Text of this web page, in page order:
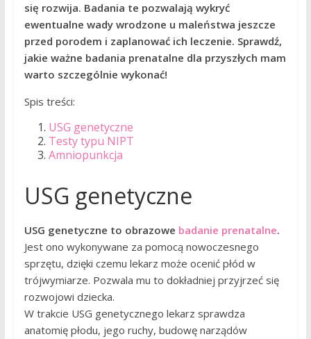
się rozwija. Badania te pozwalają wykryć
ewentualne wady wrodzone u maleństwa jeszcze
przed porodem i zaplanować ich leczenie. Sprawdź,
jakie ważne badania prenatalne dla przyszłych mam
warto szczególnie wykonać!
Spis treści:
USG genetyczne
Testy typu NIPT
Amniopunkcja
USG genetyczne
USG genetyczne to obrazowe badanie prenatalne.
Jest ono wykonywane za pomocą nowoczesnego
sprzętu, dzięki czemu lekarz może ocenić płód w
trójwymiarze. Pozwala mu to dokładniej przyjrzeć się
rozwojowi dziecka.
W trakcie USG genetycznego lekarz sprawdza
anatomię płodu, jego ruchy, budowę narządów